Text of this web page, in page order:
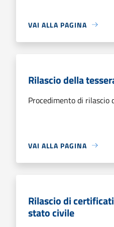
VAI ALLA PAGINA
Rilascio della
Procedimento di
VAI ALLA PAGINA
Rilascio di
stato civile